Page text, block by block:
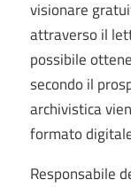
visionare
attraverso il
possibile
secondo il
archivistica
formato
Responsabile